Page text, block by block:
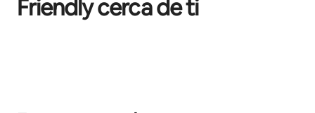
Friendly cerca de ti